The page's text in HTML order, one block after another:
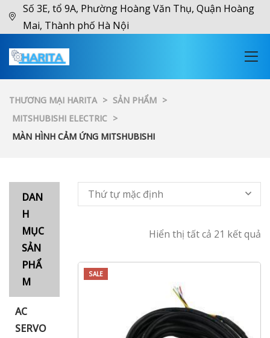
Số 3E, tổ 9A, Phường Hoàng Văn Thụ, Quận Hoàng
Mai, Thành phố Hà Nội
THƯƠNG MẠI HARITA > SẢN PHẨM >
MITSHUBISHI ELECTRIC >
MÀN HÌNH CẢM ỨNG MITSHUBISHI
DAN
H
MỤC
SẢN
PHẨ
M
AC
SERVO
Hiển thị tất cả 21 kết quả
Thứ tự mặc định
SALE